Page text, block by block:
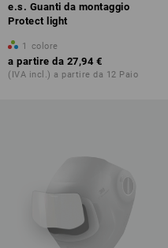
e.s. Guanti da montaggio
Protect light
1 colore
a partire da 27,94 €
(IVA incl.) a partire da 12 Paio